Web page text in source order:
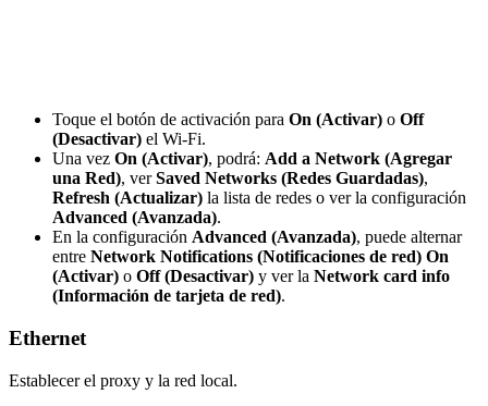
Toque el botón de activación para On (Activar) o Off
(Desactivar) el Wi-Fi.
Una vez On (Activar), podrá: Add a Network (Agregar
una Red), verSaved Networks (Redes Guardadas),
Refresh (Actualizar) la lista de redes o ver la configuración
Advanced (Avanzada).
En la configuración Advanced (Avanzada), puede alternar
entre Network Notifications (Notificaciones de red) On
(Activar) o Off (Desactivar) y ver la Network card info
(Información de tarjeta de red).
Ethernet
Establecer el proxy y la red local.